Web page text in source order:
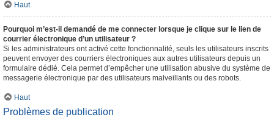
Haut
Pourquoi m’est-il demandé de me connecter lorsque je clique sur le lien de
courrier électronique d’un utilisateur ?
Si les administrateurs ont activé cette fonctionnalité, seuls les utilisateurs inscrits
peuvent envoyer des courriers électroniques aux autres utilisateurs depuis un
formulaire dédié. Cela permet d’empêcher une utilisation abusive du système de
messagerie électronique par des utilisateurs malveillants ou des robots.
Haut
Problèmes de publication